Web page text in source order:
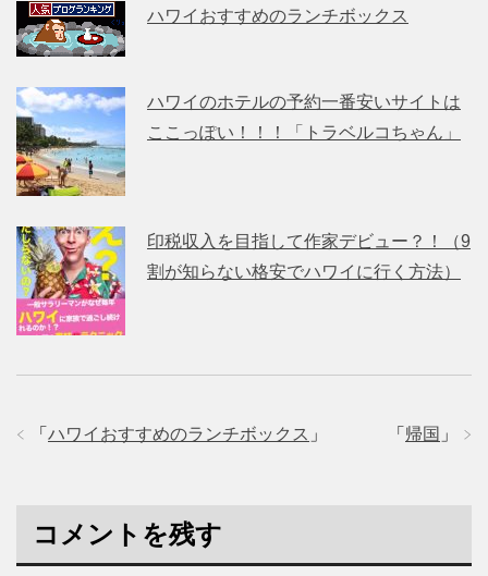
ハワイおすすめのランチボックス
ハワイのホテルの予約一番安いサイトは
ここっぽい！！！「トラベルコちゃん」
印税収入を目指して作家デビュー？！（9
割が知らない格安でハワイに行く方法）
「 帰国 」
「 ハワイおすすめのランチボックス 」
コメントを残す